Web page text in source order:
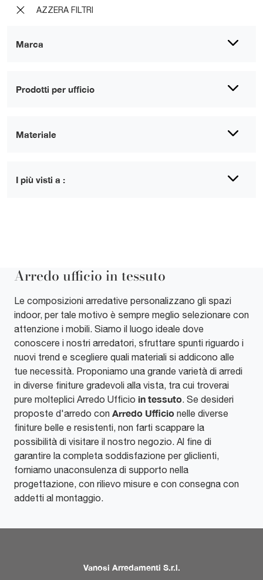
AZZERA FILTRI
Marca
Prodotti per ufficio
Materiale
I più visti a :
Arredo ufficio in tessuto
Le composizioni arredative personalizzano gli spazi
indoor, per tale motivo è sempre meglio selezionare con
attenzione i mobili. Siamo il luogo ideale dove
conoscere i nostri arredatori, sfruttare spunti riguardo i
nuovi trend e scegliere quali materiali si addicono alle
tue necessità. Proponiamo una grande varietà di arredi
in diverse finiture gradevoli alla vista, tra cui troverai
pure molteplici Arredo Ufficio in tessuto. Se desideri
proposte d'arredo con Arredo Ufficio nelle diverse
finiture belle e resistenti, non farti scappare la
possibilità di visitare il nostro negozio. Al fine di
garantire la completa soddisfazione per gliclienti,
forniamo unaconsulenza di supporto nella
progettazione, con rilievo misure e con consegna con
addetti al montaggio.
Vanosi Arredamenti S.r.l.